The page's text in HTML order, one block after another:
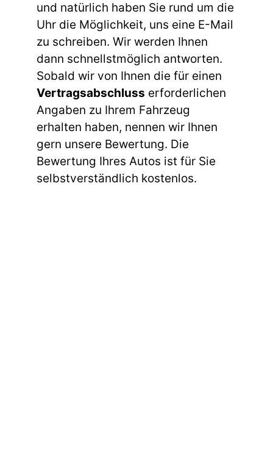
und natürlich haben Sie rund um die
Uhr die Möglichkeit, uns eine E-Mail
zu schreiben. Wir werden Ihnen
dann schnellstmöglich antworten.
Sobald wir von Ihnen die für einen
Vertragsabschluss erforderlichen
Angaben zu Ihrem Fahrzeug
erhalten haben, nennen wir Ihnen
gern unsere Bewertung. Die
Bewertung Ihres Autos ist für Sie
selbstverständlich kostenlos.